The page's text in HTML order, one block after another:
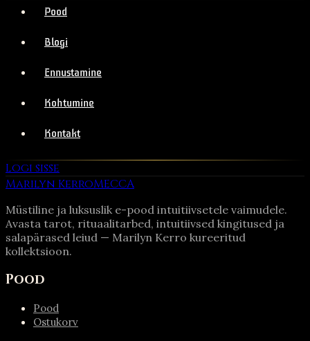
Pood
Blogi
Ennustamine
Kohtumine
Kontakt
Logi sisse
Marilyn KerroMECCA
Müstiline ja luksuslik e-pood intuitiivsetele vaimudele.
Avasta tarot, rituaalitarbed, intuitiivsed kingitused ja
salapärased leiud — Marilyn Kerro kureeritud
kollektsioon.
Pood
Pood
Ostukorv